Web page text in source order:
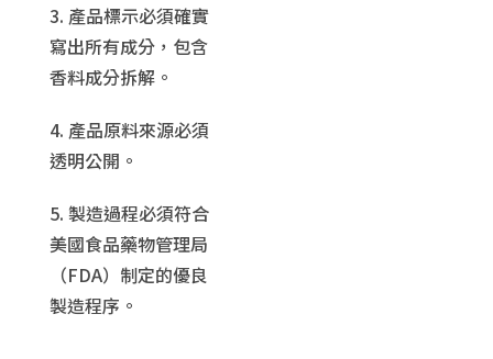
3. 產品標示必須確實
寫出所有成分，包含
香料成分拆解。
4. 產品原料來源必須
透明公開。
5. 製造過程必須符合
美國食品藥物管理局
（FDA）制定的優良
製造程序。